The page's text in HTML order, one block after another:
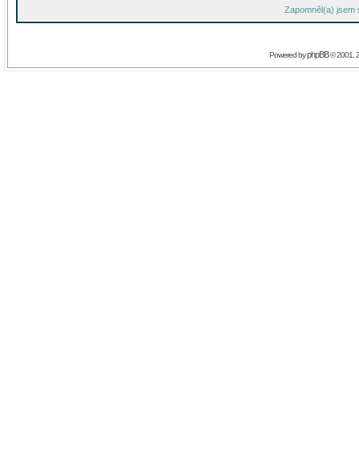
Zapomněl(a) jsem
Powered byphpBB© 2001,